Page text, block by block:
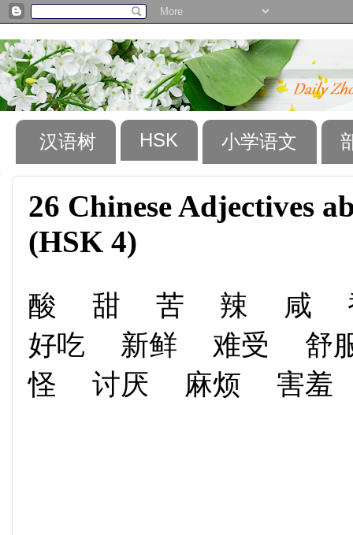
汉语树 HSK 小学语文
26 Chinese Adjectives
(HSK 4)
酸 甜 苦 辣 咸
好吃 新鲜 难受
怪 讨厌 麻烦 害